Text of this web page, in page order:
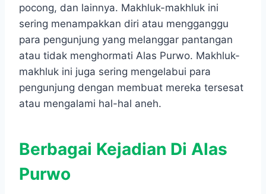
pocong, dan lainnya. Makhluk-makhluk ini
sering menampakkan diri atau mengganggu
para pengunjung yang melanggar pantangan
atau tidak menghormati Alas Purwo. Makhluk-
makhluk ini juga sering mengelabui para
pengunjung dengan membuat mereka tersesat
atau mengalami hal-hal aneh.
Berbagai Kejadian Di Alas
Purwo